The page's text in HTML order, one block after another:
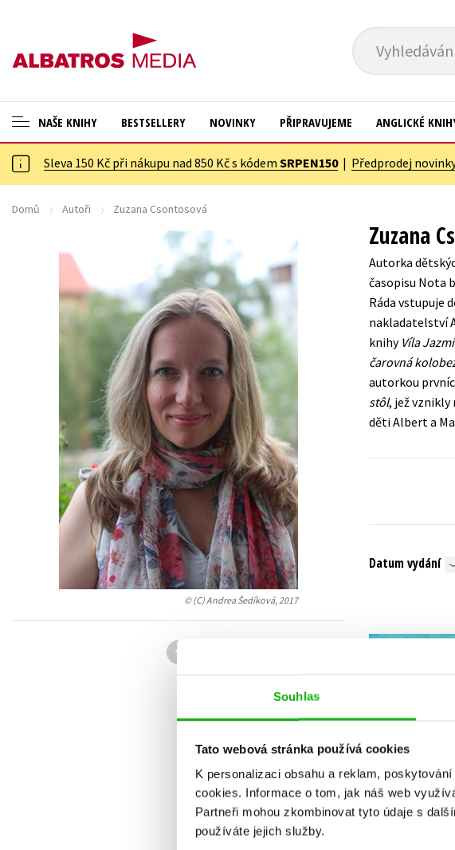
Souhlas
Tato webová stránka používá cookies
K personalizaci obsahu a reklam,
cookies. Informace o tom, jak náš web
Partneři mohou zkombinovat tyto údaje s
používáte jejich služby.
NAŠE KNIHY
ANGLICKÉ KNIHY -20 %
NOVÝ VÝPRODEJ -70 %
ASTERIX S DÁRKEM
🎁DÁRKOVÉ PUBLIKACE
✉️ DÁRKOVÉ POUKAZY
Beletrie pro děti
Beletrie pro dospělé
Byznys a ekonomie
Cestování
Digitální fotografie
Esoterika a duchovní svět
Historie a military
Hobby
Jazyky
Kalendáře
Kariéra a osobní rozvoj
Komiks
New Adult
Ostatní
Počítače
Populárně
Všechny tituly
BESTSELLERY NOVINKY PŘIPRAVUJEME ANGLICKÉ
Sleva 150 Kč při nákupu nad 850 Kč s kódem SRPEN150| Předprodej
Domů Autoři Zuzana Csontosová
© (C) Andrea Šedíková, 2017
Zuzana
Autorka
časopisu Nota
Ráda vstupuje
nakladatelství
knihy Víla
čarovná
autorkou
stôl, jež vznikly
děti Albert a
Datum vydání